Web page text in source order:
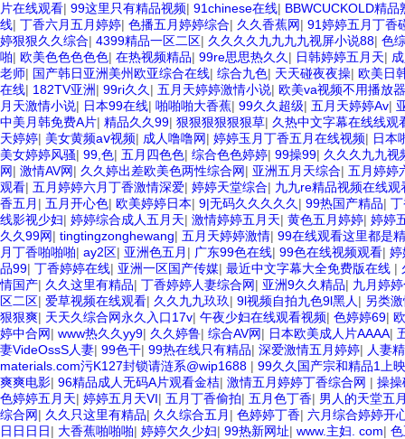
片在线观看| 99这里只有精品视频| 91chinese在线| BBWCUCKOLD精品
线| 丁香六月五月婷婷| 色播五月婷婷综合| 久久香蕉网| 91婷婷五月丁香
婷狠狠久久综合| 4399精品一区二区| 久久久久九九九九视屏小说88| 色
啪| 欧美色色色色色| 在热视频精品| 99re思思热久久 | 日韩婷婷五月天|
老师| 国产韩日亚洲美州欧亚综合在线| 综合九色| 天天碰夜夜操| 欧美日
在线| 182TV亚洲| 99ri久久 | 五月天婷婷激情小说| 欧美va视频不用播放
月天激情小说| 日本99在线| 啪啪啪大香蕉| 99久久超级| 五月天婷婷Av|
中美月韩免费A片| 精品久久99| 狠狠狠狠狠狠草| 久热中文字幕在线线观
天婷婷| 美女黄频aⅴ视频| 成人噜噜网| 婷婷玉月丁香五月在线视频| 日本
美女婷婷风骚| 99,色| 五月四色色| 综合色色婷婷| 99操99| 久久久九九视
网| 激情AV网| 久久婷出差欧美色两性综合网| 亚洲五月天综合| 五月婷婷
观看| 五月婷婷六月丁香激情深爱| 婷婷天堂综合| 九九re精品视频在线
香五月 | 五月开心色| 欧美婷婷日本| 9|无码久久久久久 | 99热国产精品|
线影视少妇| 婷婷综合成人五月天| 激情婷婷五月天| 黄色五月婷婷| 婷婷
久久99网| tingtingzonghewang| 五月天婷婷激情| 99在线观看这里都是
月丁香啪啪啪| ay2区| 亚洲色五月 | 广东99色在线| 99色在线视频观看| 婷
品99| 丁香婷婷在线| 亚洲一区国产传媒| 最近中文字幕大全免费版在线 |
情国产| 久久这里有精品| 丁香婷婷人妻综合网| 亚洲9久久精品| 九月婷
区二区| 爱草视频在线观看| 久久九九玖玖| 9l视频自拍九色9l黑人 | 另类
狠狠爽| 天天久综合网永久入口17v| 午夜少妇在线观看视频| 色婷婷69|
婷中合网| www热久久yy9| 久久婷鲁| 综合AV网| 日本欧美成人片AAAA|
妻VideOssS人妻| 99色干| 99热在线只有精品| 深爱激情五月婷婷| 人妻
materials.com污K127封锁请涟系@wip1688 | 99久久国产宗和精品1上映
爽爽电影| 96精品成人无码A片观看金桔| 激情五月婷婷丁香综合网 | 操操
色婷婷五月天| 婷婷五月天VI| 五月丁香偷拍| 五月色丁香| 男人的天堂五
综合网| 久久只这里有精品| 久久综合五月 | 色婷婷丁香| 六月综合婷婷开
日日日日| 大香蕉啪啪啪| 婷婷欠久少妇| 99热新网址| www.主妇. com|